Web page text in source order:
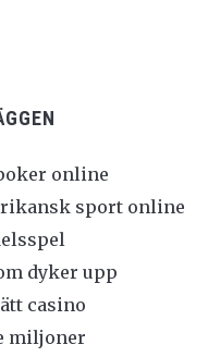
online
sport online
dyker upp
casino
miljoner